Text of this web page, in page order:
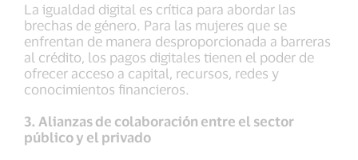
La igualdad digital es crítica para abordar las
brechas de género. Para las mujeres que se
enfrentan de manera desproporcionada a barreras
al crédito, los pagos digitales tienen el poder de
ofrecer acceso a capital, recursos, redes y
conocimientos financieros.
3. Alianzas de colaboración entre el sector
público y el privado